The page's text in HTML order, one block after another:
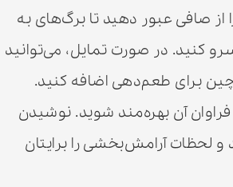
صافی عبور دهید تا برگ‌های به
کنید. در صورت تمایل، می‌توانید
برای طعم‌دهی اضافه کنید.
آن بهره‌مند شوید. نوشیدن
لحظات آرامش‌بخشی را برایتان